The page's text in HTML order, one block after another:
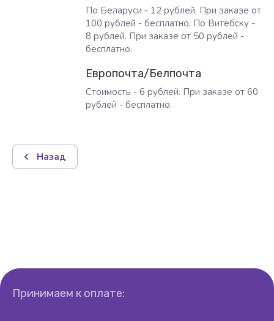
По Беларуси - 12 рублей. При заказе от
100 рублей - бесплатно. По Витебску -
8 рублей. При заказе от 50 рублей -
бесплатно.
Европочта/Белпочта
Стоимость - 6 рублей. При заказе от 60
рублей - бесплатно.
Назад
Принимаем к оплате: